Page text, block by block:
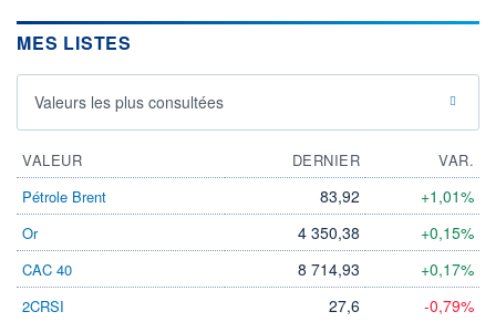
MES LISTES
Valeurs les plus consultées
VALEUR DERNIER
VAR.
Pétrole Brent
83,92 +1,01%
Or 4 350,38 +0,15%
CAC 40 8 714,93 +0,17%
2CRSI 27,6 -0,79%